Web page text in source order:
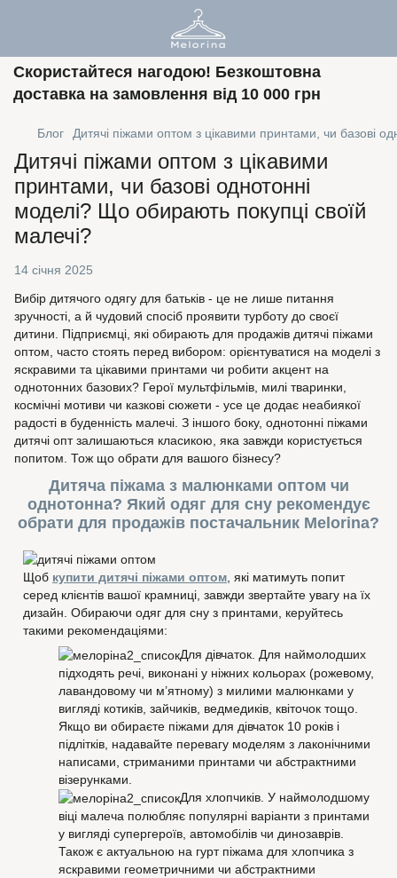
Скористайтеся нагодою! Безкоштовна
доставка на замовлення від 10 000 грн
Блог Дитячі піжами оптом з цікавими принтами, чи базові
Дитячі піжами оптом з цікавими
принтами, чи базові однотонні
моделі? Що обирають покупці своїй
малечі?
14 січня 2025
Вибір дитячого одягу для батьків - це не лише питання
зручності, а й чудовий спосіб проявити турботу до своєї
дитини. Підприємці, які обирають для продажів дитячі піжами
оптом, часто стоять перед вибором: орієнтуватися на моделі з
яскравими та цікавими принтами чи робити акцент на
однотонних базових? Герої мультфільмів, милі тваринки,
космічні мотиви чи казкові сюжети - усе це додає неабиякої
радості в буденність малечі. З іншого боку, однотонні піжами
дитячі опт залишаються класикою, яка завжди користується
попитом. Тож що обрати для вашого бізнесу?
Дитяча піжама з малюнками оптом чи
однотонна? Який одяг для сну рекомендує
обрати для продажів постачальник Melorina?
Щоб купити дитячі піжами оптом , які матимуть попит
серед клієнтів вашої крамниці, завжди звертайте увагу на їх
дизайн. Обираючи одяг для сну з принтами, керуйтесь
такими рекомендаціями:
Для дівчаток. Для наймолодших
підходять речі, виконані у ніжних кольорах (рожевому,
лавандовому чи м’ятному) з милими малюнками у
вигляді котиків, зайчиків, ведмедиків, квіточок тощо.
Якщо ви обираєте піжами для дівчаток 10 років і
підлітків, надавайте перевагу моделям з лаконічними
написами, стриманими принтами чи абстрактними
візерунками.
Для хлопчиків. У наймолодшому
віці малеча полюбляє популярні варіанти з принтами
у вигляді супергероїв, автомобілів чи динозаврів.
Також є актуальною на гурт піжама для хлопчика з
яскравими геометричними чи абстрактними